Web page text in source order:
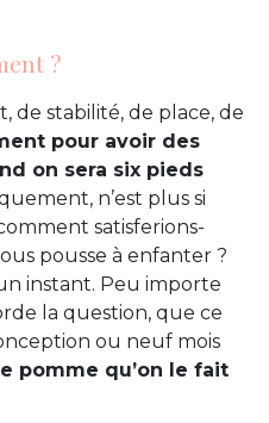
?
de stabilité, de place, de
pour avoir des
on sera six pieds
n’est plus si
satisferions-
pousse à enfanter ?
instant. Peu importe
la question, que ce
ou neuf mois
pomme qu’on le fait